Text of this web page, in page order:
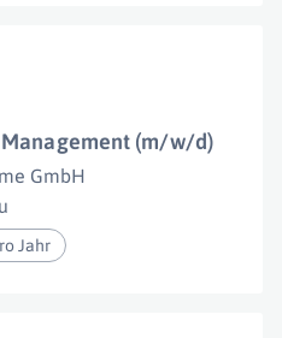
(m/w/d)
GmbH
Jahr